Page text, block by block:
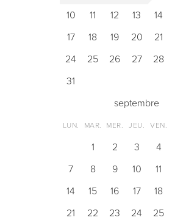
10 11 12 13 14
17
18 19 20 21
24
25 26 27 28
31
septembre
LUN. MAR. MER. JEU. VEN.
1 2 3 4
7
8 9 10 11
14
15 16 17 18
21
22 23 24 25